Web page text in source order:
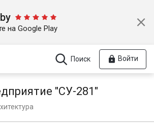
на Google Play
Поиск Войти
"СУ-281"